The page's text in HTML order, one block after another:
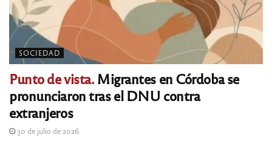
SOCIEDAD
Punto de vista.Migrantes en Córdoba se
pronunciaron tras el DNU contra
extranjeros
30 de julio de 2026